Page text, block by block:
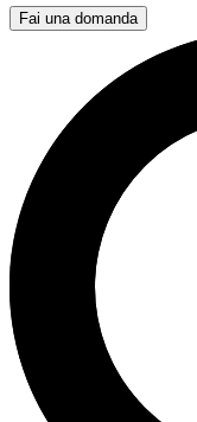
Fai una domanda